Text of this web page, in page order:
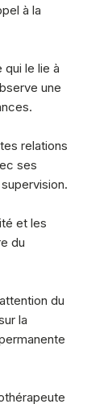
à la
le lie à
une
relations
ses
et les
du
du
la